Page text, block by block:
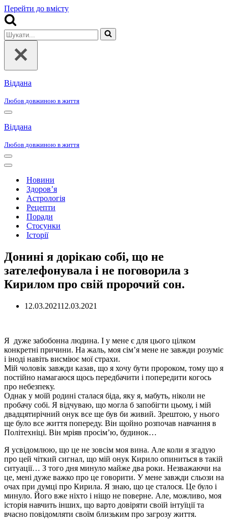
Перейти до вмісту
Шукати...
Віддана
Любов довжиною в життя
Меню
навігації
Віддана
Любов довжиною в життя
Меню
навігації
Меню
навігаціїНовини
Здоров’я
Астрологія
Рецепти
Поради
Стосунки
Історії
Донині я дорікаю собі, що не
зателефонувала і не поговорила з
Кирилом про свій пророчий сон.
12.03.202112.03.2021
Я дуже забобонна людина. І у мене є для цього цілком
конкретні причини. На жаль, моя сім’я мене не завжди розуміє
і іноді навіть висміює мої страхи.
Мій чоловік завжди казав, що я хочу бути пророком, тому що я
постійно намагаюся щось передбачити і попередити когось
про небезпеку.
Однак у моїй родині сталася біда, яку я, мабуть, ніколи не
пробачу собі. Я відчуваю, що могла б запобігти цьому, і мій
двадцятирічний онук все ще був би живий. Зрештою, у нього
ще було все життя попереду. Він щойно розпочав навчання в
Політехніці. Він мріяв просім’ю, будинок…
Я усвідомлюю, що це не зовсім моя вина. Але коли я згадую
про цей чіткий сигнал, що мій онук Кирило опиниться в такій
ситуації… З того дня минуло майже два роки. Незважаючи на
це, мені дуже важко про це говорити. У мене завжди сльози на
очах при думці про Кирила. Я знаю, що це сталося. Це було і
минуло. Його вже ніхто і ніщо не поверне. Але, можливо, моя
історія навчить інших, що варто довіряти своїй інтуїції та
вчасно повідомляти своїм близьким про загрозу життя.